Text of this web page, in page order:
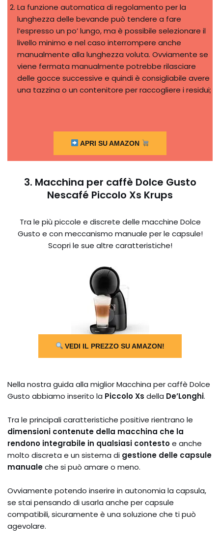
La funzione automatica di regolamento per la
lunghezza delle bevande può tendere a fare
l’espresso un po’ lungo, ma è possibile selezionare il
livello minimo e nel caso interrompere anche
manualmente alla lunghezza voluta. Ovviamente se
viene fermata manualmente potrebbe rilasciare
delle gocce successive e quindi è consigliabile avere
una tazzina o un contenitore per raccogliere i residui;
APRI SU AMAZON
3. Macchina per caffè Dolce Gusto
Nescafé Piccolo Xs Krups
Tra le più piccole e discrete delle macchine Dolce
Gusto e con meccanismo manuale per le capsule!
Scopri le sue altre caratteristiche!
VEDI IL PREZZO SU AMAZON!
Nella nostra guida alla miglior Macchina per caffè Dolce
Gusto abbiamo inserito la Piccolo Xs della De’Longhi.
Tra le principali caratteristiche positive rientrano le
dimensioni contenute della macchina che la
rendono integrabile in qualsiasi contestoe anche
molto discreta e un sistema di gestione delle capsule
manualeche si può amare o meno.
Ovviamente potendo inserire in autonomia la capsula,
se stai pensando di usarla anche per capsule
compatibili, sicuramente è una soluzione che ti può
agevolare.